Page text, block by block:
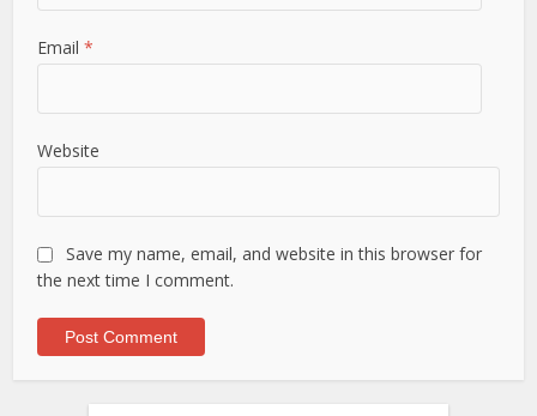
Email*
Website
Save my name, email, and website in this browser for
the next time I comment.